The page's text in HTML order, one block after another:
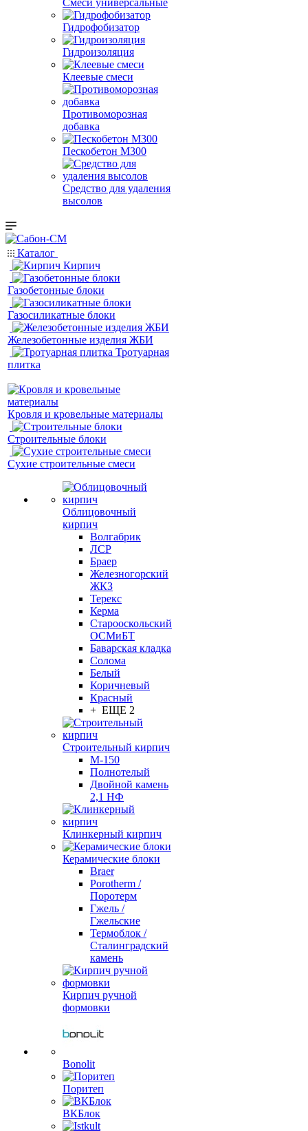
Смеси универсальные
Гидрофобизатор
Гидроизоляция
Клеевые смеси
Противоморозная
добавка
Пескобетон М300
Средство для удаления
высолов
Каталог
Кирпич
Газобетонные блоки
Газосиликатные блоки
Железобетонные изделия ЖБИ
Тротуарная
плитка
Кровля и кровельные материалы
Строительные блоки
Сухие строительные смеси
Облицовочный
кирпич
Волгабрик
ЛСР
Браер
Железногорский
ЖКЗ
Терекс
Керма
Старооскольский
ОСМиБТ
Баварская кладка
Солома
Белый
Коричневый
Красный
+ ЕЩЕ 2
Строительный кирпич
М-150
Полнотелый
Двойной камень
2,1 НФ
Клинкерный кирпич
Керамические блоки
Braer
Porotherm /
Поротерм
Гжель /
Гжельские
Термоблок /
Сталинградский
камень
Кирпич ручной
формовки
Bonolit
Поритеп
ВКБлок